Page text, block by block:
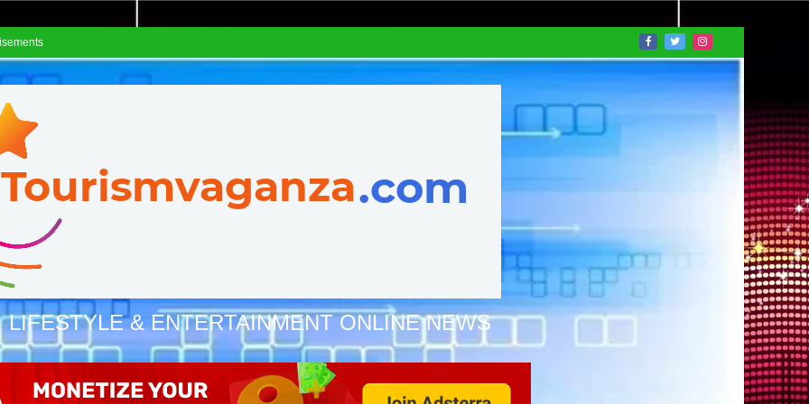
LIFESTYLE & ENTERTAINMENT ONLINE NEWS